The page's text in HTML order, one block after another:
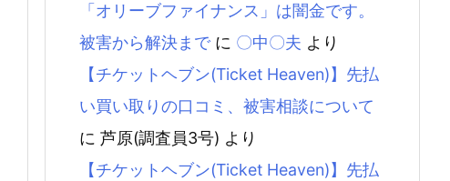
「オリーブファイナンス」は闇金です。
被害から解決までに 〇中〇夫 より
【チケットヘブン(Ticket Heaven)】先払
い買い取りの口コミ、被害相談について
に 芦原(調査員3号) より
【チケットヘブン(Ticket Heaven)】先払